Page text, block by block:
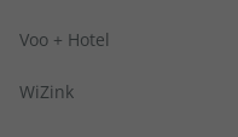
Voo + Hotel
WiZink